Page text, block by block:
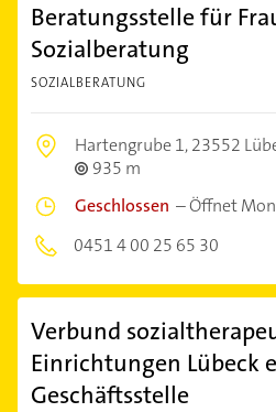
Beratungsstelle für
Sozialberatung
SOZIALBERATUNG
Hartengrube 1,23552
935 m
Geschlossen –Öffnet
0451 4 00 25 65 30
Verbund
Einrichtungen Lübeck
Geschäftsstelle